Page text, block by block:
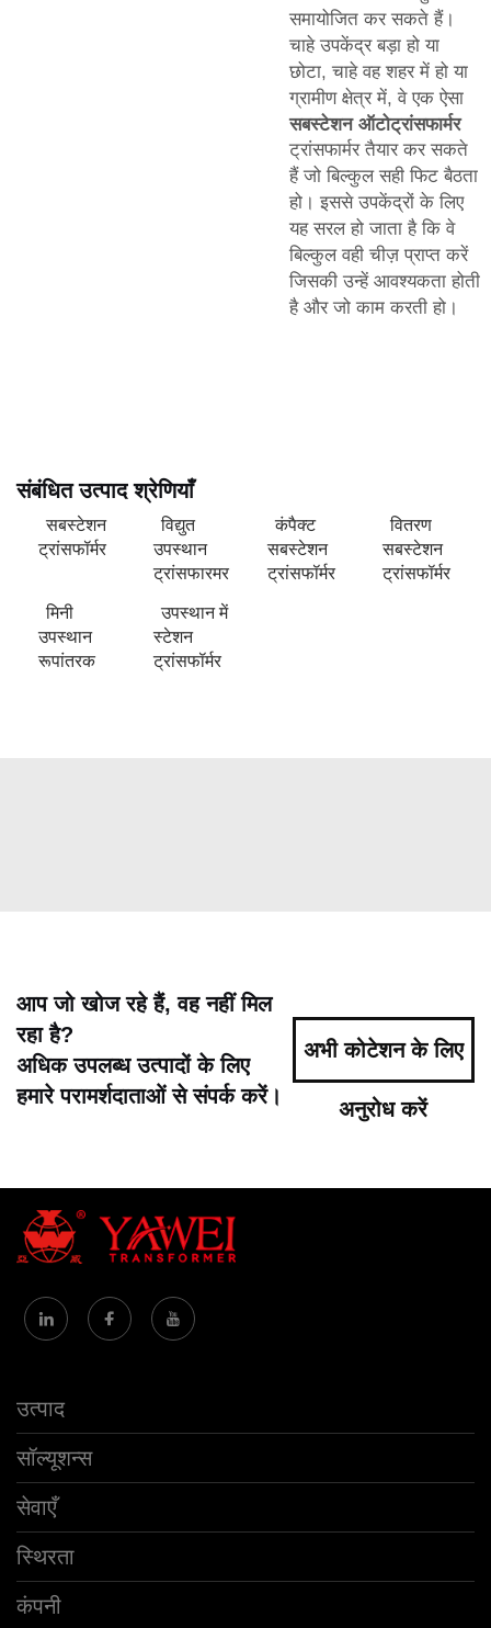
समायोजित कर सकते हैं।
चाहे उपकेंद्र बड़ा हो या
छोटा, चाहे वह शहर में हो या
ग्रामीण क्षेत्र में, वे एक ऐसा
सबस्टेशन ऑटोट्रांसफार्मर
ट्रांसफार्मर तैयार कर सकते
हैं जो बिल्कुल सही फिट बैठता
हो। इससे उपकेंद्रों के लिए
यह सरल हो जाता है कि वे
बिल्कुल वही चीज़ प्राप्त करें
जिसकी उन्हें आवश्यकता होती
है और जो काम करती हो।
संबंधित उत्पाद श्रेणियाँ
सबस्टेशन
ट्रांसफॉर्मर
विद्युत
उपस्थान
ट्रांसफारमर
कंपैक्ट
सबस्टेशन
ट्रांसफॉर्मर
वितरण
सबस्टेशन
ट्रांसफॉर्मर
मिनी
उपस्थान
रूपांतरक
उपस्थान में
स्टेशन
ट्रांसफॉर्मर
आप जो खोज रहे हैं, वह नहीं मिल
रहा है?
अधिक उपलब्ध उत्पादों के लिए
हमारे परामर्शदाताओं से संपर्क करें।
अभी कोटेशन के लिए
अनुरोध करें
उत्पाद
सॉल्यूशन्स
सेवाएँ
स्थिरता
कंपनी